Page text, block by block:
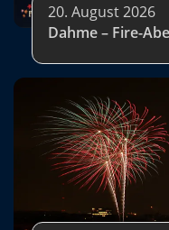
20. August 2026
Dahme – Fire-